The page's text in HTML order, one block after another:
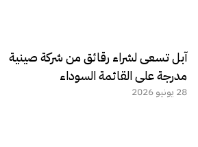
آبل تسعى لشراء رقائق من شركة صينية
مدرجة على القائمة السوداء
28 يونيو 2026